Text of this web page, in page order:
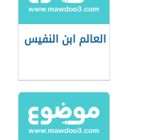
العالم ابن النفيس